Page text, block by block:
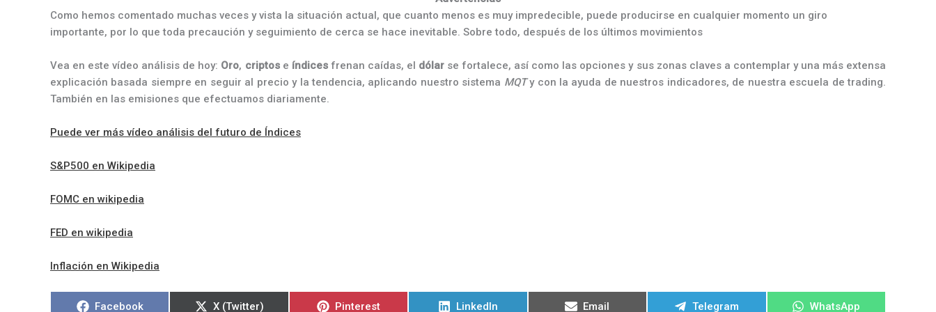
Como hemos comentado muchas veces y vista la situación actual, que cuanto menos es muy impredecible, puede producirse en cualquier momento un giro
importante, por lo que toda precaución y seguimiento de cerca se hace inevitable. Sobre todo, después de los últimos movimientos
Vea en este vídeo análisis de hoy: Oro, criptose índicesfrenan caídas, el dólarse fortalece, así como las opciones y sus zonas claves a contemplar y una más extensa
explicación basada siempre en seguir al precio y la tendencia, aplicando nuestro sistema MQTy con la ayuda de nuestros indicadores, de nuestra escuela de trading.
También en las emisiones que efectuamos diariamente.
Puede ver más vídeo análisis del futuro de Índices
S&P500 en Wikipedia
FOMC en wikipedia
FED en wikipedia
Inflación en Wikipedia
Compartir
Facebook
Compartir
X (Twitter)
Compartir
Pinterest
Compartir
LinkedIn
Compartir
Email
Compartir
Telegram
Compartir
WhatsApp